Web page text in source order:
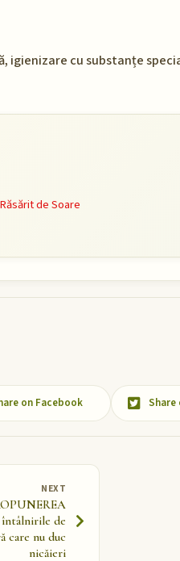
igienizare cu substanțe
de Soare
on Facebook
NEXT
întâlnirile de
care nu duc
nicăieri